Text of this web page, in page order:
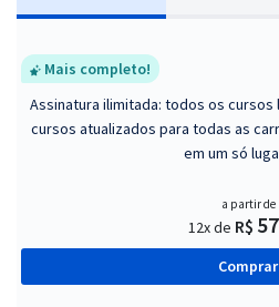
Mais completo!
Assinatura ilimitada: todos os cursos
cursos atualizados para todas as
em um só
a partir de
12x de R$
Comprar